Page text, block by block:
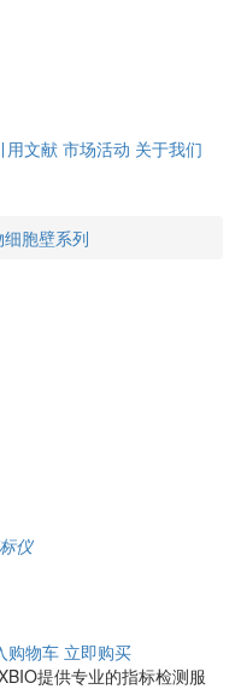
用文献 市场活动 关于我们
细胞壁系列
仪
购物车 立即购买
提供专业的指标检测服